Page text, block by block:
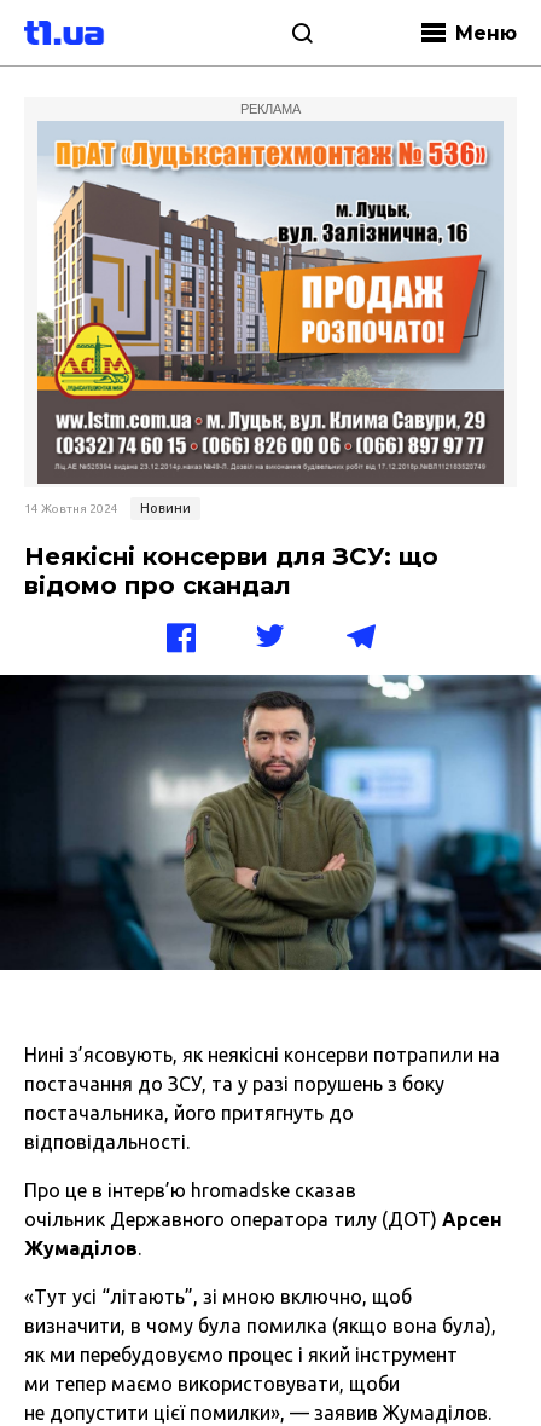
Меню
РЕКЛАМА
14 Жовтня 2024 Новини
Неякісні консерви для ЗСУ: що
відомо про скандал
Нині з’ясовують, як неякісні консерви потрапили на
постачання до ЗСУ, та у разі порушень з боку
постачальника, його притягнуть до
відповідальності.
Про це в інтерв’ю hromadske сказав
очільник Державного оператора тилу (ДОТ) Арсен
Жумаділов.
«Тут усі “літають”, зі мною включно, щоб
визначити, в чому була помилка (якщо вона була),
як ми перебудовуємо процес і який інструмент
ми тепер маємо використовувати, щоби
не допустити цієї помилки», — заявив Жумаділов.